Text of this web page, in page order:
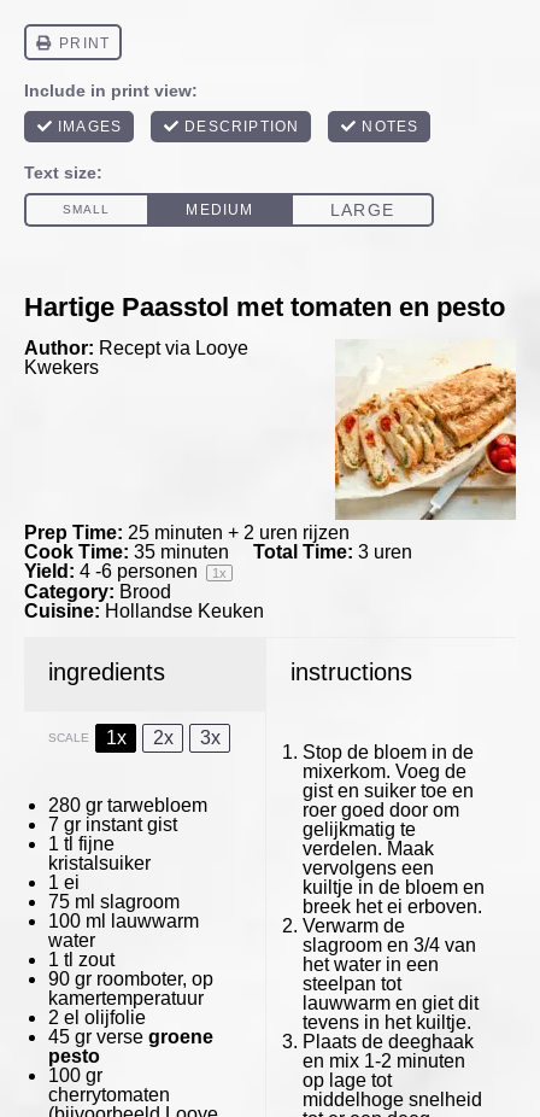
Hartige Paasstol met tomaten en pesto
Author: Recept via Looye
Kwekers
Prep Time: 25 minuten + 2 uren rijzen
Cook Time: 35 minuten Total Time: 3 uren
Yield: 4 -6 personen 1x
Category: Brood
Cuisine: Hollandse Keuken
ingredients
SCALE 1x 2x 3x
280 gr tarwebloem
7 gr instant gist
1 tl fijne
kristalsuiker
1 ei
75 ml slagroom
100 ml lauwwarm
water
1 tl zout
90 gr roomboter, op
kamertemperatuur
2 el olijfolie
45 gr verse groene
pesto
100 gr
cherrytomaten
instructions
Stop de bloem in de
mixerkom. Voeg de
gist en suiker toe en
roer goed door om
gelijkmatig te
verdelen. Maak
vervolgens een
kuiltje in de bloem en
breek het ei erboven.
Verwarm de
slagroom en 3/4 van
het water in een
steelpan tot
lauwwarm en giet dit
tevens in het kuiltje.
Plaats de deeghaak
en mix 1-2 minuten
op lage tot
middelhoge snelheid